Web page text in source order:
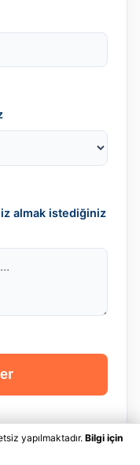
almak istediğiniz
yapılmaktadır. Bilgi için